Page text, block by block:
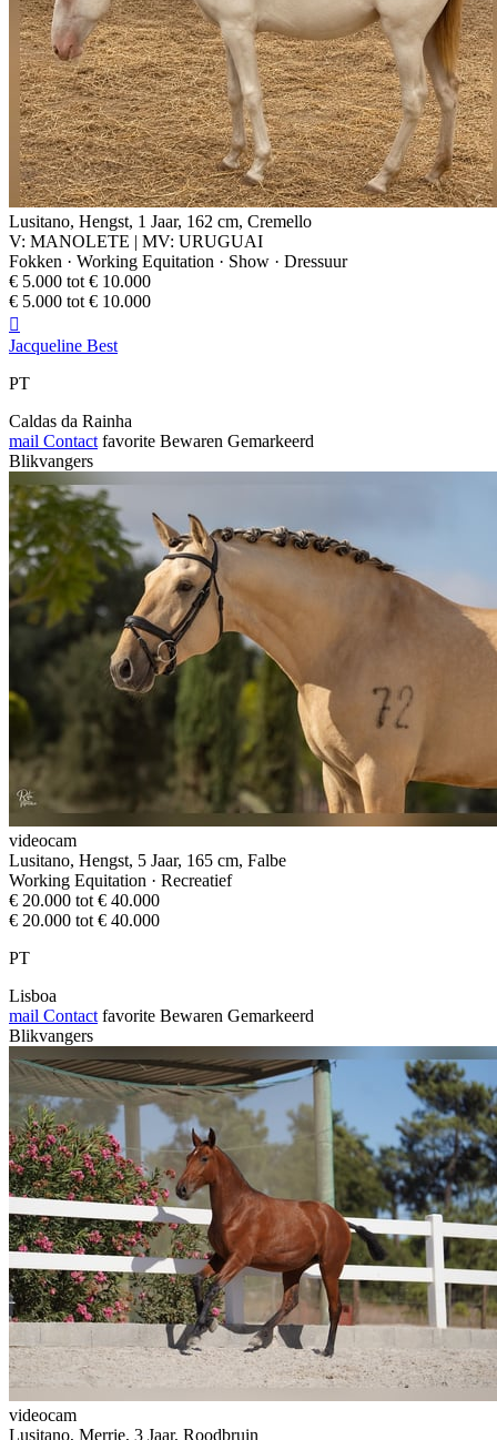
Lusitano, Hengst, 1 Jaar, 162 cm, Cremello
V: MANOLETE | MV: URUGUAI
Fokken · Working Equitation · Show · Dressuur
€ 5.000 tot € 10.000
€ 5.000 tot € 10.000

Jacqueline Best
PT
Caldas da Rainha
mail Contact favorite Bewaren Gemarkeerd
Blikvangers
videocam
Lusitano, Hengst, 5 Jaar, 165 cm, Falbe
Working Equitation · Recreatief
€ 20.000 tot € 40.000
€ 20.000 tot € 40.000
PT
Lisboa
mail Contact favorite Bewaren Gemarkeerd
Blikvangers
videocam
Lusitano, Merrie, 3 Jaar, Roodbruin